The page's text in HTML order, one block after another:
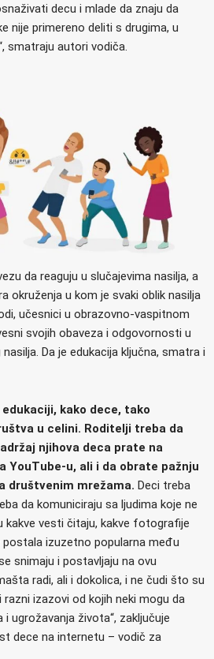
decu i mlade da znaju da
nije primereno deliti s drugima, u
smatraju autori vodiča.
da reaguju u slučajevima nasilja, a
okruženja u kom je svaki oblik nasilja
učesnici u obrazovno-vaspitnom
svojih obaveza i odgovornosti u
Da je edukacija ključna, smatra i
kako dece, tako
u celini. Roditelji treba da
njihova deca prate na
YouTube-u, ali i da obrate pažnju
društvenim mrežama. Deci treba
da komuniciraju sa ljudima koje ne
kakve vesti čitaju, kakve fotografije
postala izuzetno popularna među
snimaju i postavljaju na ovu
radi, ali i dokolica, i ne čudi što su
izazovi od kojih neki mogu da
ugrožavanja života“, zaključuje
dece na internetu – vodič za